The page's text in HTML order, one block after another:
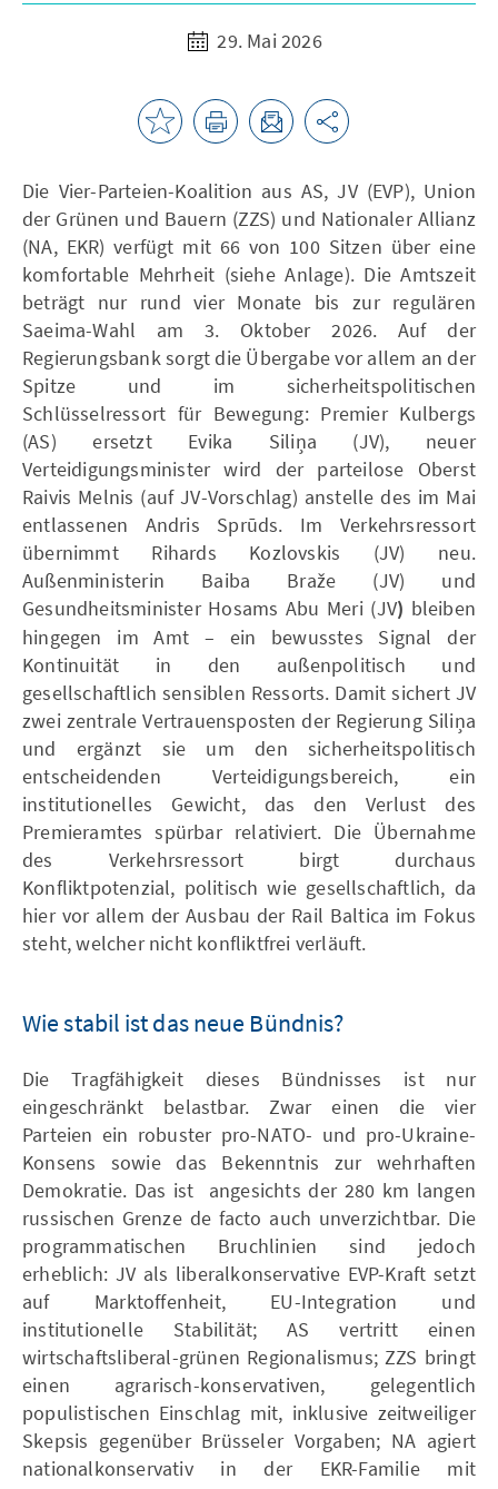
29. Mai 2026
Die Vier-Parteien-Koalition aus AS, JV (EVP), Union
der Grünen und Bauern (ZZS) und Nationaler Allianz
(NA, EKR) verfügt mit 66 von 100 Sitzen über eine
komfortable Mehrheit (siehe Anlage). Die Amtszeit
beträgt nur rund vier Monate bis zur regulären
Saeima-Wahl am 3. Oktober 2026. Auf der
Regierungsbank sorgt die Übergabe vor allem an der
Spitze und im sicherheitspolitischen
Schlüsselressort für Bewegung: Premier Kulbergs
(AS) ersetzt Evika Siliņa (JV), neuer
Verteidigungsminister wird der parteilose Oberst
Raivis Melnis (auf JV-Vorschlag) anstelle des im Mai
entlassenen Andris Sprūds. Im Verkehrsressort
übernimmt Rihards Kozlovskis (JV) neu.
Außenministerin Baiba Braže (JV) und
Gesundheitsminister Hosams Abu Meri (JV) bleiben
hingegen im Amt – ein bewusstes Signal der
Kontinuität in den außenpolitisch und
gesellschaftlich sensiblen Ressorts. Damit sichert JV
zwei zentrale Vertrauensposten der Regierung Siliņa
und ergänzt sie um den sicherheitspolitisch
entscheidenden Verteidigungsbereich, ein
institutionelles Gewicht, das den Verlust des
Premieramtes spürbar relativiert. Die Übernahme
des Verkehrsressort birgt durchaus
Konfliktpotenzial, politisch wie gesellschaftlich, da
hier vor allem der Ausbau der Rail Baltica im Fokus
steht, welcher nicht konfliktfrei verläuft.
Wie stabil ist das neue Bündnis?
Die Tragfähigkeit dieses Bündnisses ist nur
eingeschränkt belastbar. Zwar einen die vier
Parteien ein robuster pro-NATO- und pro-Ukraine-
Konsens sowie das Bekenntnis zur wehrhaften
Demokratie. Das ist angesichts der 280 km langen
russischen Grenze de facto auch unverzichtbar. Die
programmatischen Bruchlinien sind jedoch
erheblich: JV als liberalkonservative EVP-Kraft setzt
auf Marktoffenheit, EU-Integration und
institutionelle Stabilität; AS vertritt einen
wirtschaftsliberal-grünen Regionalismus; ZZS bringt
einen agrarisch-konservativen, gelegentlich
populistischen Einschlag mit, inklusive zeitweiliger
Skepsis gegenüber Brüsseler Vorgaben; NA agiert
nationalkonservativ in der EKR-Familie mit